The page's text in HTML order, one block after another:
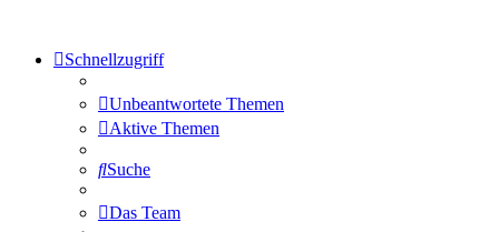
Schnellzugriff
Unbeantwortete Themen
Aktive Themen
Suche
Das Team